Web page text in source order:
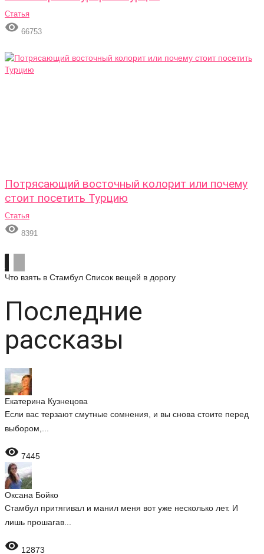
Статья
 66753
Потрясающий восточный колорит или почему
стоит посетить Турцию
Статья
 8391
Что взять в Стамбул Список вещей в дорогу
Последние
рассказы
Екатерина Кузнецова
Если вас терзают смутные сомнения, и вы снова стоите перед
выбором,...
 7445
Оксана Бойко
Стамбул притягивал и манил меня вот уже несколько лет. И
лишь прошагав...
 12873